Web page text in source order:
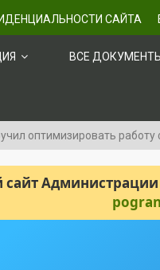
САЙТА
ВСЕ ДОКУМЕНТЫ
оптимизировать